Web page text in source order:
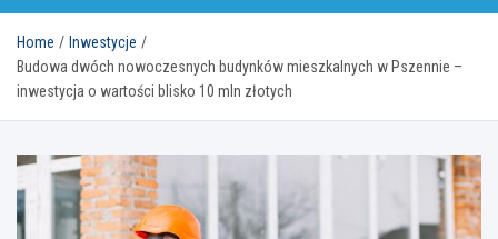
Home
Inwestycje
Budowa dwóch nowoczesnych budynków mieszkalnych w Pszennie –
inwestycja o wartości blisko 10 mln złotych